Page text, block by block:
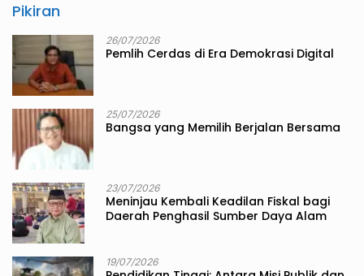
Pikiran
26/07/2026
Pemlih Cerdas di Era Demokrasi Digital
25/07/2026
Bangsa yang Memilih Berjalan Bersama
23/07/2026
Meninjau Kembali Keadilan Fiskal bagi
Daerah Penghasil Sumber Daya Alam
19/07/2026